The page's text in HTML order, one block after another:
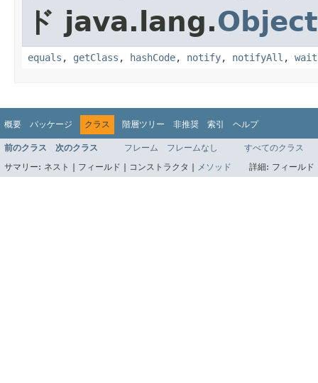
ド java.lang.Object
equals , getClass , hashCode, notify, notifyAll , wait
概要 パッケージ クラス 階層ツリー 非推奨 索引 ヘルプ
前のクラス 次のクラス フレーム フレームなし
すべてのクラス
サマリー: ネスト | フィールド | コンストラクタ | メソッド 詳細: フィール